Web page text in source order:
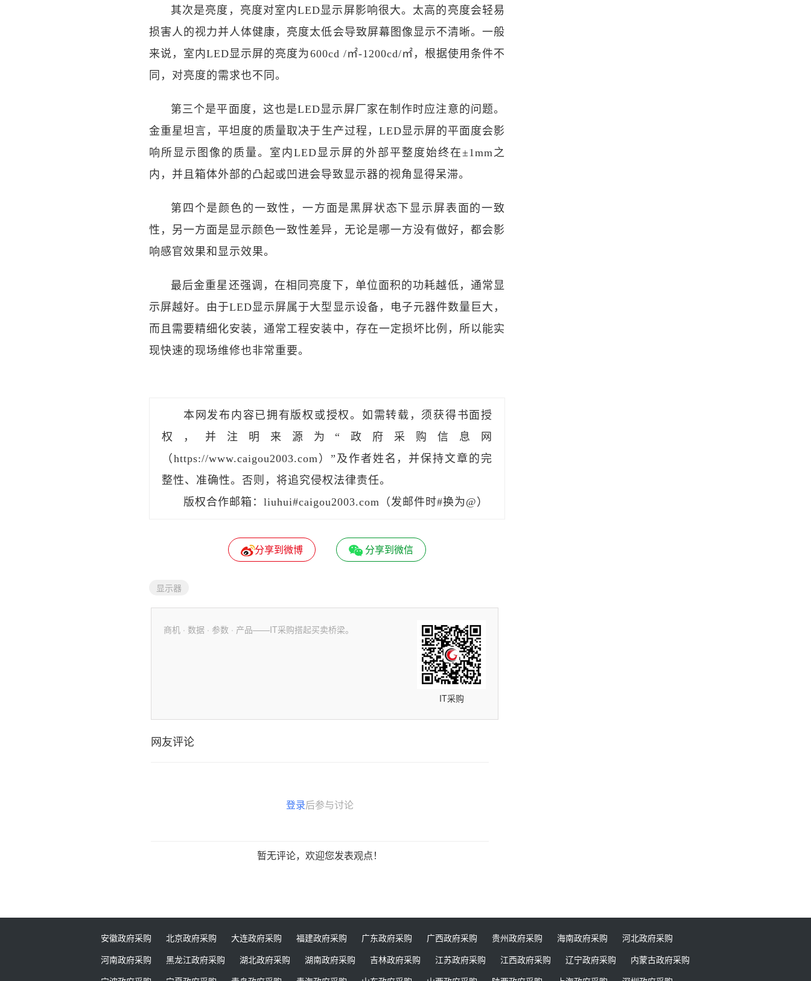
其次是亮度，亮度对室内LED显示屏影响很大。太高的亮度会轻易
损害人的视力并人体健康，亮度太低会导致屏幕图像显示不清晰。一般
来说，室内LED显示屏的亮度为600cd /㎡-1200cd/㎡，根据使用条件不
同，对亮度的需求也不同。
第三个是平面度，这也是LED显示屏厂家在制作时应注意的问题。
金重星坦言，平坦度的质量取决于生产过程，LED显示屏的平面度会影
响所显示图像的质量。室内LED显示屏的外部平整度始终在±1mm之
内，并且箱体外部的凸起或凹进会导致显示器的视角显得呆滞。
第四个是颜色的一致性，一方面是黑屏状态下显示屏表面的一致
性，另一方面是显示颜色一致性差异，无论是哪一方没有做好，都会影
响感官效果和显示效果。
最后金重星还强调，在相同亮度下，单位面积的功耗越低，通常显
示屏越好。由于LED显示屏属于大型显示设备，电子元器件数量巨大，
而且需要精细化安装，通常工程安装中，存在一定损坏比例，所以能实
现快速的现场维修也非常重要。
本网发布内容已拥有版权或授权。如需转载，须获得书面授
权，并注明来源为“政府采购信息网
（https://www.caigou2003.com）”及作者姓名，并保持文章的完
整性、准确性。否则，将追究侵权法律责任。
版权合作邮箱：liuhui#caigou2003.com（发邮件时#换为@）
分享到微博 分享到微信
显示器
商机 · 数据 · 参数 · 产品——IT采购搭起买卖桥梁。
IT采购
网友评论
登录后参与讨论
暂无评论，欢迎您发表观点！
安徽政府采购 北京政府采购 大连政府采购 福建政府采购 广东政府采购 广西政府采购 贵州政府采购 海南政府采购
河北政府采购
河南政府采购
黑龙江政府采购 湖北政府采购 湖南政府采购 吉林政府采购 江苏政府采购 江西政府采购 辽宁政府采购
内蒙古政府采购